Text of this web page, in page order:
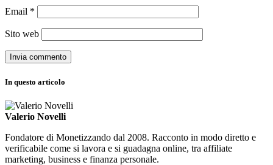
Email *
Sito web
In questo articolo
Valerio Novelli
Fondatore di Monetizzando dal 2008. Racconto in modo diretto e
verificabile come si lavora e si guadagna online, tra affiliate
marketing, business e finanza personale.